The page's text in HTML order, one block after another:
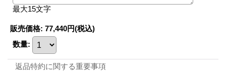
最大15文字
販売価格: 77,440円(税込)
数量:
返品特約に関する重要事項